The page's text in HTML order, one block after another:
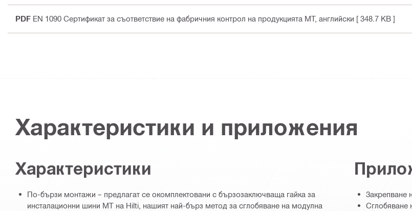
PDF EN 1090 Сертификат за съответствие на фабричния контрол на продукцията MT, английски [ 348.7 KB ]
Характеристики и приложения
Характеристики
По-бързи монтажи – предлагат се окомплектовани с бързозаключваща гайка за
инсталационни шини MT на Hilti, нашият най-бърз метод за сглобяване на модулна
Закрепване
Сглобяване